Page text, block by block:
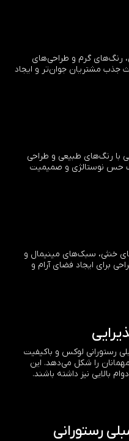
رنگ‌های گرم و طراحی‌های
جذب مشتریان جوان‌تر و ایجاد
با رنگ‌های طبیعی و طراحی
حس نوستالژی و صمیمیت
خنثی، سبک‌های مینیمال و
برای ایجاد فضای آرام و
رستورانی لوکس و باکیفیت
مهمانان را شکل می‌دهد. این
بالایی نیز داشته باشند.
رستورانی